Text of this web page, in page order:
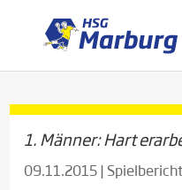
1. Männer: Hart
09.11.2015|